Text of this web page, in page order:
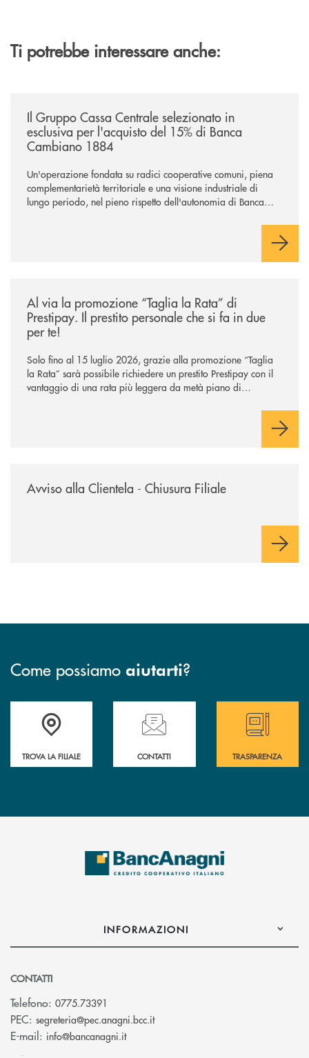
Ti potrebbe interessare anche:
Il Gruppo Cassa Centrale selezionato in
esclusiva per l'acquisto del 15% di Banca
Cambiano 1884
Un'operazione fondata su radici cooperative comuni, piena
complementarietà territoriale e una visione industriale di
lungo periodo, nel pieno rispetto dell'autonomia di Banca
negoziazione esclusiva per la finalizzazione dell’operazione.
Al via la promozione “Taglia la Rata” di
Prestipay. Il prestito personale che si fa in due
per te!
Solo fino al 15 luglio 2026, grazie alla promozione “Taglia
la Rata” sarà possibile richiedere un prestito Prestipay con il
vantaggio di una rata più leggera da metà piano di
Avviso alla Clientela - Chiusura Filiale
Come possiamo aiutarti?
Accedi all' elenco completo delle filiali
TROVA LA FILIALE
Hai bisogno di assistenza immediata ?
CONTATTI
Hai bisogno di
TRASPARENZA
INFORMAZIONI
CONTATTI
Telefono: 0775.73391
PEC: segreteria@pec.anagni.bcc.it(si apre l’app di posta
E-mail: info@bancanagni.it(si apre l’app di posta elettronica)